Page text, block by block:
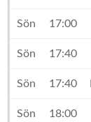
Sön 17:00
Sön 17:40
Sön 17:40
Sön 18:00